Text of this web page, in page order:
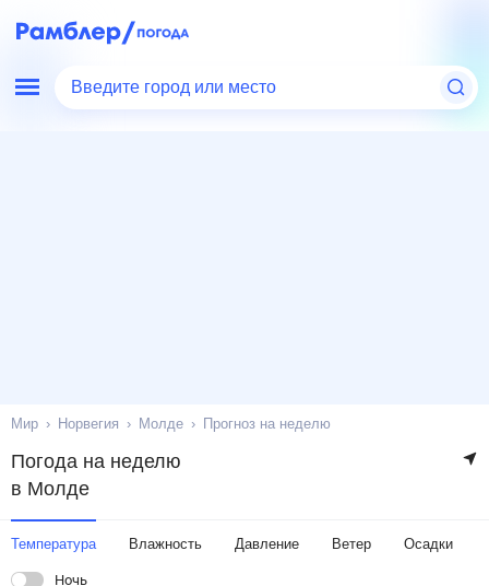
Введите город или место
Мир Норвегия Молде Прогноз на неделю
Погода на неделю
в Молде
Температура Влажность Давление Ветер Осадки
Ночь